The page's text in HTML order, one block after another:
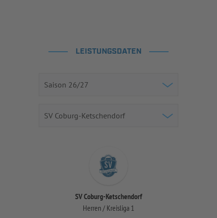
LEISTUNGSDATEN
SV Coburg-Ketschendorf
Herren / Kreisliga 1